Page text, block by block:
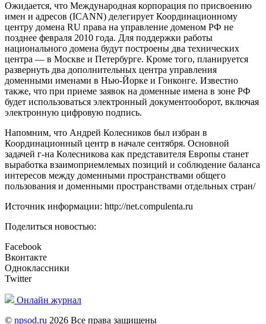
Ожидается, что Международная корпорация по присвоению
имен и адресов (ICANN) делегирует Координационному
центру домена RU права на управление доменом РФ не
позднее февраля 2010 года. Для поддержки работы
национального домена будут построены два технических
центра — в Москве и Петербурге. Кроме того, планируется
развернуть два дополнительных центра управления
доменными именами в Нью-Йорке и Гонконге. Известно
также, что при приеме заявок на доменные имена в зоне РФ
будет использоваться электронный документооборот, включая
электронную цифровую подпись.
Напомним, что Андрей Колесников был избран в
Координационный центр в начале сентября. Основной
задачей г-на Колесникова как представителя Европы станет
выработка взаимоприемлемых позиций и соблюдение баланса
интересов между доменными пространствами общего
пользования и доменными пространствами отдельных стран/
Источник информации: http://net.compulenta.ru
Поделиться новостью:
Facebook
Вконтакте
Одноклассники
Twitter
Онлайн журнал
© npsod.ru 2026 Все права защищены